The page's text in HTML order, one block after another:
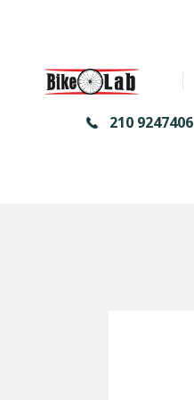
210 9247406